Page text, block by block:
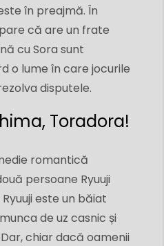
în preajmă. În
că are un frate
cu Sora sunt
o lume în care jocurile
disputele.
Toradora!
romantică
persoane Ryuuji
este un băiat
de uz casnic și
chiar dacă oamenii